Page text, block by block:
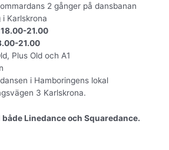
2 gånger på dansbanan
Karlskrona
21.00
21.00
Plus Old och A1
i Hamboringens lokal
3 Karlskrona.
Linedance och Squaredance.